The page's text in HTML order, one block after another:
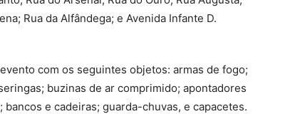
Rua da Alfândega; e Avenida Infante D.
com os seguintes objetos: armas de fogo;
buzinas de ar comprimido; apontadores
bancos e cadeiras; guarda-chuvas, e capacetes.